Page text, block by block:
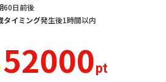
52000pt
60日前後
タイミング発生後1時間以内